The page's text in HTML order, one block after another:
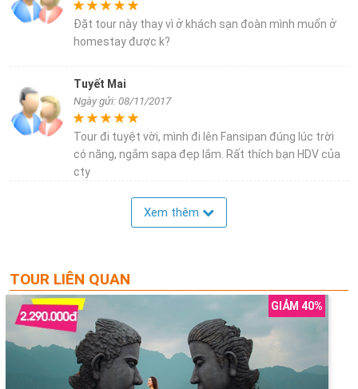
Đặt tour này thay vì ở khách sạn đoàn mình muốn ở
homestay được k?
Tuyết Mai
Ngày gửi: 08/11/2017
Tour đi tuyệt vời, mình đi lên Fansipan đúng lúc trời
có năng, ngắm sapa đẹp lắm. Rất thích bạn HDV của
cty
Xem thêm
TOUR LIÊN QUAN
GIẢM 40%